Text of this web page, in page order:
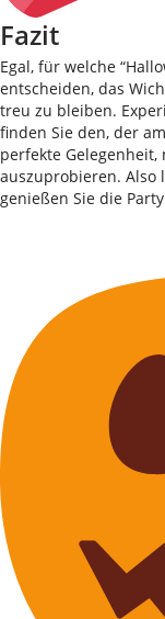
Fazit
Egal, für welche
entscheiden, das
treu zu bleiben.
finden Sie den, der
perfekte
auszuprobieren. Also
genießen Sie die